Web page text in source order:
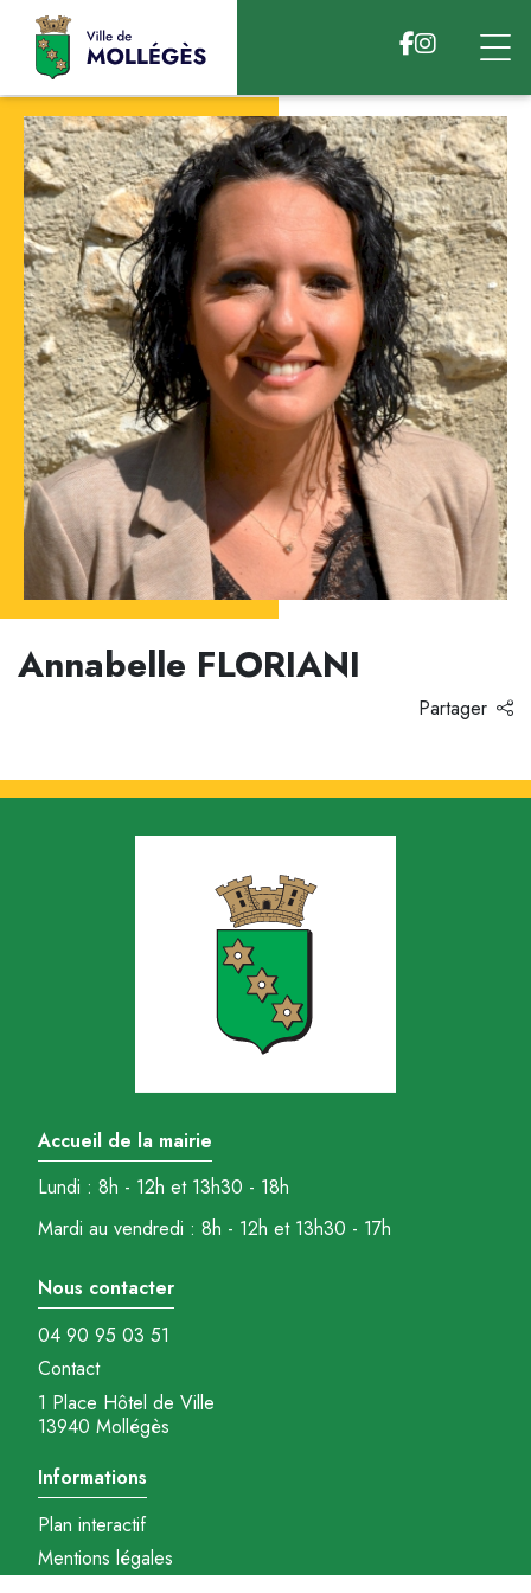
Accéder au contenu
Annabelle FLORIANI
Partager
Accueil de la mairie
Lundi : 8h - 12h et 13h30 - 18h
Mardi au vendredi : 8h - 12h et 13h30 - 17h
Nous contacter
04 90 95 03 51
Contact
1 Place Hôtel de Ville
13940 Mollégès
Informations
Plan interactif
Mentions légales